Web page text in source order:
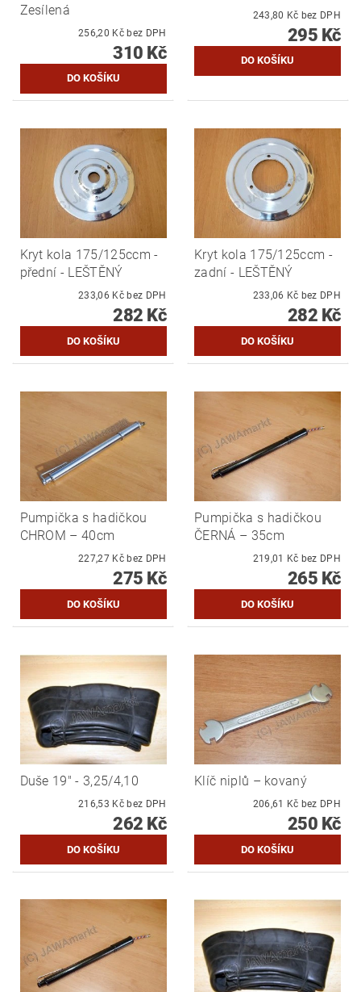
Zesílená
256,20 Kč bez DPH
310 Kč
243,80 Kč bez DPH
295 Kč
Kryt kola 175/125ccm -
přední - LEŠTĚNÝ
233,06 Kč bez DPH
282 Kč
Kryt kola 175/125ccm -
zadní - LEŠTĚNÝ
233,06 Kč bez DPH
282 Kč
Pumpička s hadičkou
CHROM – 40cm
227,27 Kč bez DPH
275 Kč
Pumpička s hadičkou
ČERNÁ – 35cm
219,01 Kč bez DPH
265 Kč
Duše 19" - 3,25/4,10
216,53 Kč bez DPH
262 Kč
Klíč niplů – kovaný
206,61 Kč bez DPH
250 Kč